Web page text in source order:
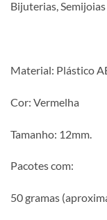
Bijuterias,
Material: Plástico
Cor: Vermelha
Tamanho: 12mm.
Pacotes com:
50 gramas